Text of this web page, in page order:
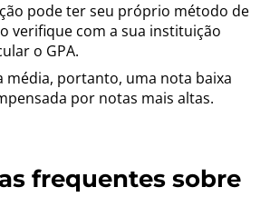
pode ter seu próprio método de
verifique com a sua instituição
o GPA.
média, portanto, uma nota baixa
por notas mais altas.
frequentes sobre